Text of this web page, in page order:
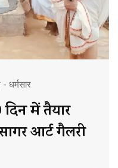
धर्मसार
में तैयार
आर्ट गैलरी